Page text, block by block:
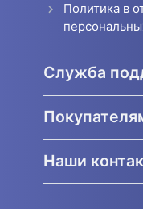
Политика в
Служба
Наши